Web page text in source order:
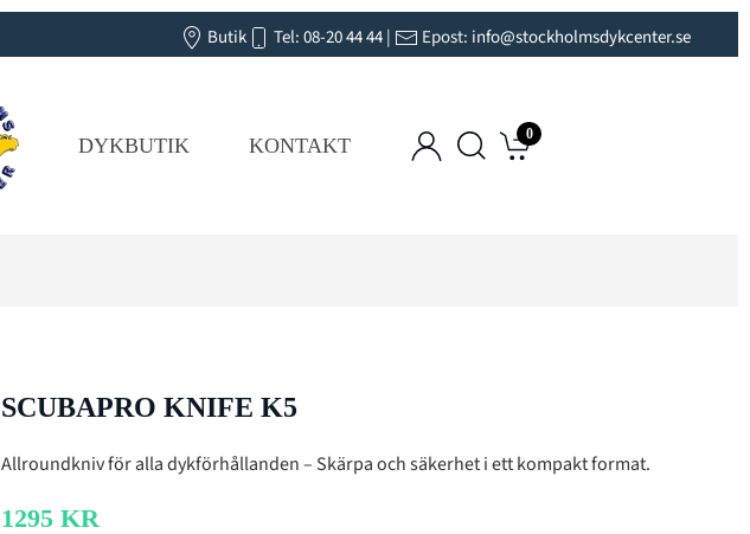
Butik Tel:08-20 44 44| Epost: info@stockholmsdykcenter.se
DYKBUTIK KONTAKT 0
SCUBAPRO KNIFE K5
Allroundkniv för alla dykförhållanden – Skärpa och säkerhet i ett kompakt format.
1295 KR